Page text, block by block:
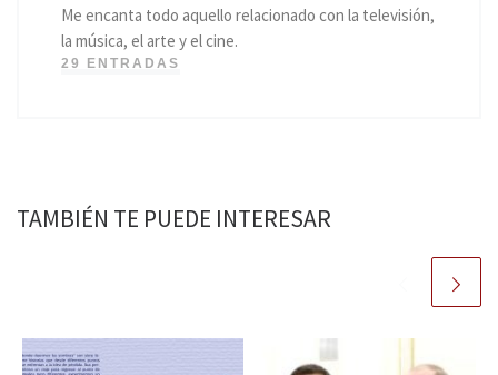
Me encanta todo aquello relacionado con la televisión,
la música, el arte y el cine.
29 ENTRADAS
TAMBIÉN TE PUEDE INTERESAR